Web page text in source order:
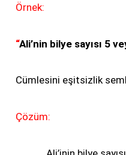
Örnek:
“Ali’nin bilye sayısı 5
Cümlesini eşitsizlik
Çözüm: